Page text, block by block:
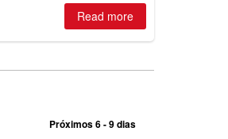
Read more
Próximos 6 - 9 dias